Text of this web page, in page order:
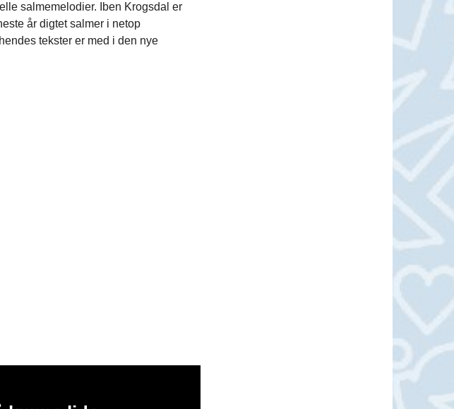
salmemelodier. Iben Krogsdal er
år digtet salmer i netop
tekster er med i den nye